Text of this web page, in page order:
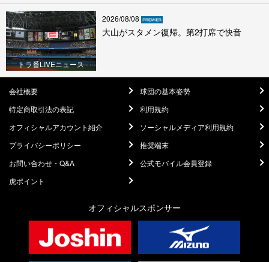
トラ番LIVEニュース
2026/08/08
大山がスタメン復帰。第2打席で快音
会社概要
球団の基本姿勢
特定商取引法の表記
利用規約
オフィシャルアカウント紹介
ソーシャルメディア利用規約
プライバシーポリシー
推奨端末
お問い合わせ・Q&A
公式モバイル会員登録
虎ポイント
オフィシャルスポンサー